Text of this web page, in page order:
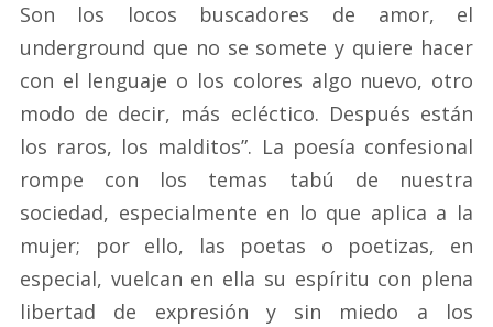
Son los locos buscadores de amor, el
underground que no se somete y quiere hacer
con el lenguaje o los colores algo nuevo, otro
modo de decir, más ecléctico. Después están
los raros, los malditos”. La poesía confesional
rompe con los temas tabú de nuestra
sociedad, especialmente en lo que aplica a la
mujer; por ello, las poetas o poetizas, en
especial, vuelcan en ella su espíritu con plena
libertad de expresión y sin miedo a los